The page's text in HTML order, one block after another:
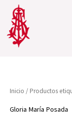
contenido
Inicio / Productos
Gloria María Posada